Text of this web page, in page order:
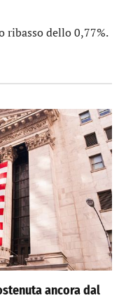
ribasso dello 0,77%.
ancora dal